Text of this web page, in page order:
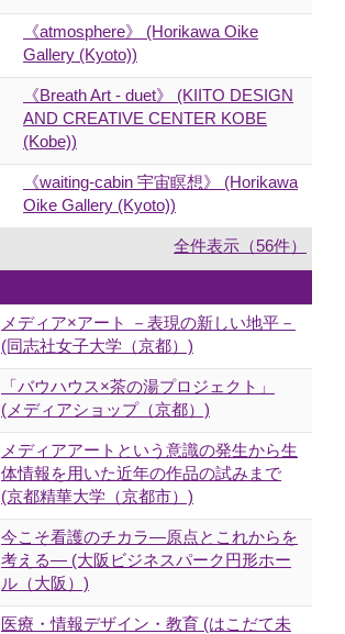
《atmosphere》 (Horikawa Oike
Gallery (Kyoto))
《Breath Art - duet》 (KIITO DESIGN
AND CREATIVE CENTER KOBE
(Kobe))
《waiting-cabin 宇宙瞑想》 (Horikawa
Oike Gallery (Kyoto))
全件表示（56件）
メディア×アート －表現の新しい地平－
(同志社女子大学（京都）)
「バウハウス×茶の湯プロジェクト」
(メディアショップ（京都）)
メディアアートという意識の発生から生
体情報を用いた近年の作品の試みまで
(京都精華大学（京都市）)
今こそ看護のチカラ―原点とこれからを
考える― (大阪ビジネスパーク円形ホー
ル（大阪）)
医療・情報デザイン・教育 (はこだて未